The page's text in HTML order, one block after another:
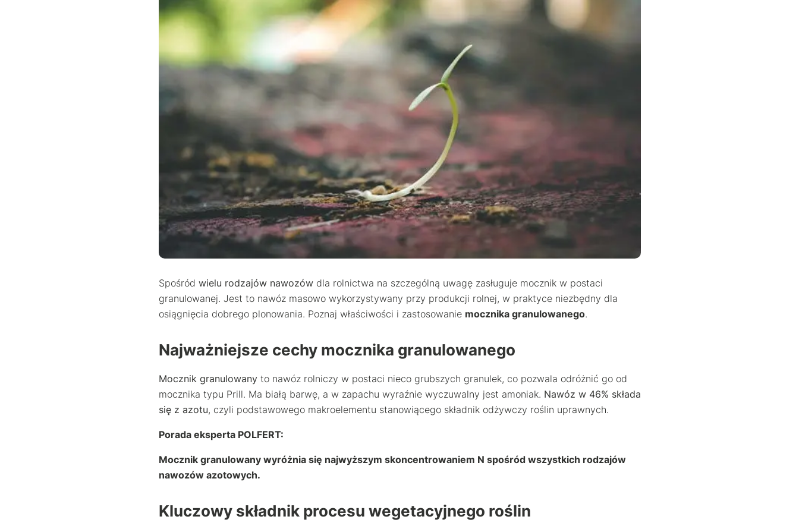
Spośród wielu rodzajów nawozówdla rolnictwa na szczególną uwagę zasługuje mocznik w postaci
granulowanej. Jest to nawóz masowo wykorzystywany przy produkcji rolnej, w praktyce niezbędny dla
osiągnięcia dobrego plonowania. Poznaj właściwości i zastosowanie mocznika granulowanego.
Najważniejsze cechy mocznika granulowanego
Mocznik granulowanyto nawóz rolniczy w postaci nieco grubszych granulek, co pozwala odróżnić go od
mocznika typu Prill. Ma białą barwę, a w zapachu wyraźnie wyczuwalny jest amoniak. Nawóz w 46% składa
się z azotu, czyli podstawowego makroelementu stanowiącego składnik odżywczy roślin uprawnych.
Porada eksperta POLFERT:
Mocznik granulowany wyróżnia się najwyższym skoncentrowaniem N spośród wszystkich rodzajów
nawozów azotowych.
Kluczowy składnik procesu wegetacyjnego roślin